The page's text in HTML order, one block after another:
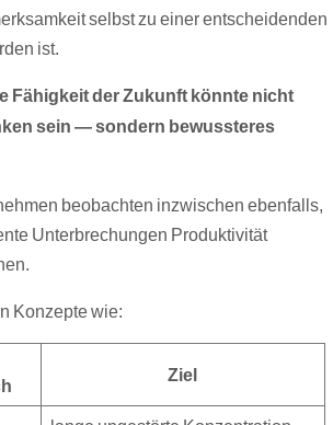
selbst zu einer entscheidenden
ist.
Fähigkeit der Zukunft könnte nicht
sein — sondern bewussteres
beobachten inzwischen ebenfalls,
Unterbrechungen Produktivität
Konzepte wie:
Ziel